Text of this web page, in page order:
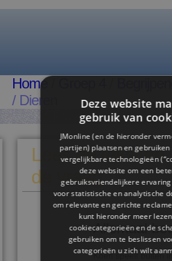
Home
/ Dieren
Lees de tekst en
de vraag
Allemaal
Koen speelt buiten in
Deze website
gebruik van
JMonline (en de hieronder
partijen) plaatsen en gebruiken
vergelijkbare technologieën
deze website om een
gebruiksvriendelijkere
voor statistische en analytische
om relevante en gerichte
kunt hieronder meer
cookiecategorieën en de
gebruiken om te beslissen
categorieën u zich wilt